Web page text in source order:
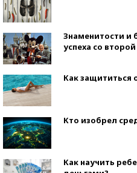
Знаменитости и
успеха со
Как защититься
Кто изобрел
Как научить